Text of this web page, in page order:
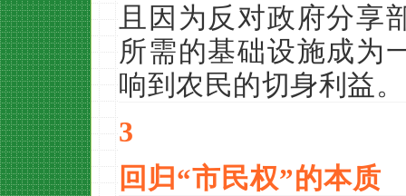
且因为反对政府分享
所需的基础设施成为
响到农民的切身利益。
3
回归“市民权”的本质